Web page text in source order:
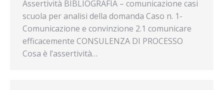
Assertività BIBLIOGRAFIA – comunicazione casi
scuola per analisi della domanda Caso n. 1-
Comunicazione e convinzione 2.1 comunicare
efficacemente CONSULENZA DI PROCESSO
Cosa è l’assertività…